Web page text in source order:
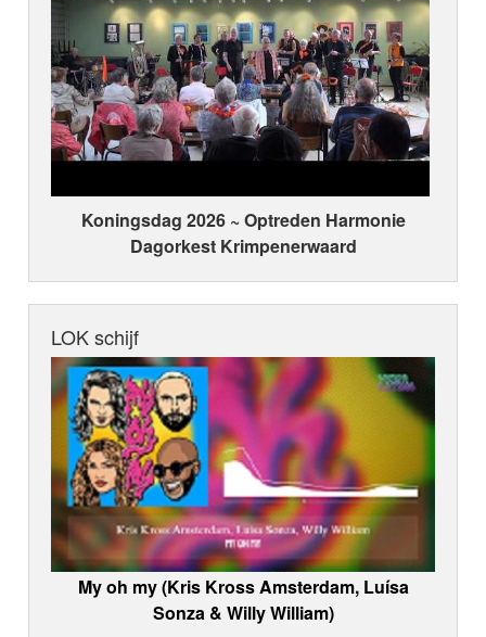
Koningsdag 2026 ~ Optreden Harmonie
Dagorkest Krimpenerwaard
LOK schijf
My oh my (Kris Kross Amsterdam, Luísa
Sonza & Willy William)